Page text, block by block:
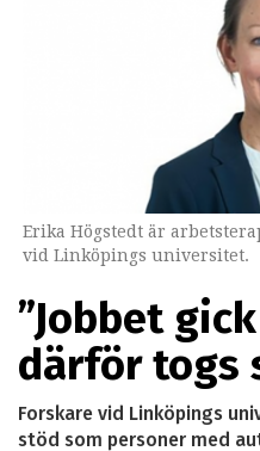
Erika Högstedt är
vid Linköpings universitet.
”Jobbet
därför togs
Forskare vid Linköpings
stöd som personer med